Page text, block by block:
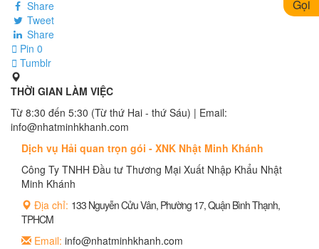
Share
Tweet
Share
Pin 0
Tumblr
THỜI GIAN LÀM VIỆC
Từ 8:30 đến 5:30 (Từ thứ Hai - thứ Sáu) | Email:
info@nhatminhkhanh.com
Dịch vụ Hải quan trọn gói - XNK Nhật Minh Khánh
Công Ty TNHH Đầu tư Thương Mại Xuất Nhập Khẩu Nhật
Minh Khánh
Địa chỉ: 133 Nguyễn Cửu Vân, Phường 17, Quận Bình Thạnh,
TPHCM
Email: info@nhatminhkhanh.com
Gọi